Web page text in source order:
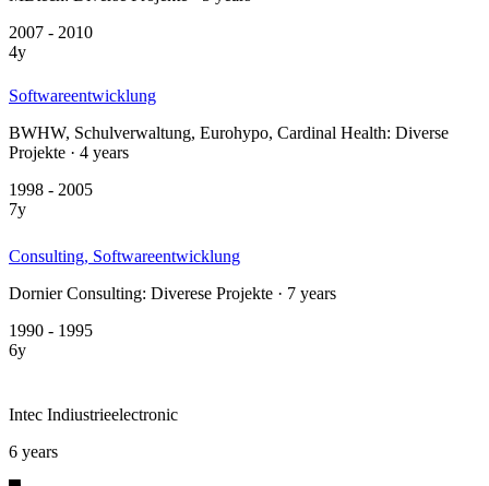
2007 - 2010
4y
Softwareentwicklung
BWHW, Schulverwaltung, Eurohypo, Cardinal Health: Diverse
Projekte · 4 years
1998 - 2005
7y
Consulting, Softwareentwicklung
Dornier Consulting: Diverese Projekte · 7 years
1990 - 1995
6y
Intec Indiustrieelectronic
6 years